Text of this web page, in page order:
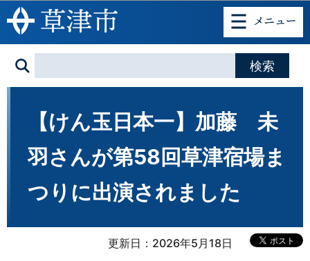
このページの本文へ移動
【けん玉日本一】加藤 未
羽さんが第58回草津宿場ま
つりに出演されました
更新日：2026年5月18日